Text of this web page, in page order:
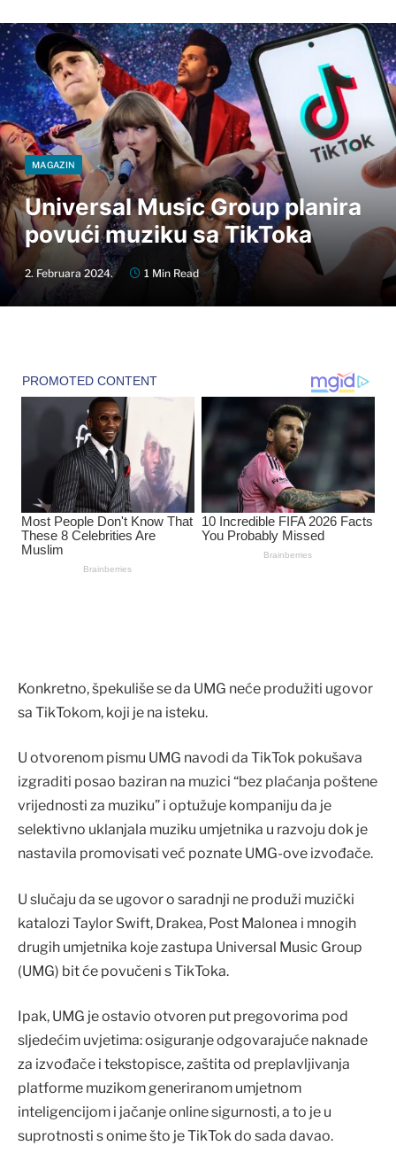
MAGAZIN
Universal Music Group planira
povući muziku sa TikToka
2. Februara 2024. 1 Min Read
Konkretno, špekuliše se da UMG neće produžiti ugovor
sa TikTokom, koji je na isteku.
U otvorenom pismu UMG navodi da TikTok pokušava
izgraditi posao baziran na muzici “bez plaćanja poštene
vrijednosti za muziku” i optužuje kompaniju da je
selektivno uklanjala muziku umjetnika u razvoju dok je
nastavila promovisati već poznate UMG-ove izvođače.
U slučaju da se ugovor o saradnji ne produži muzički
katalozi Taylor Swift, Drakea, Post Malonea i mnogih
drugih umjetnika koje zastupa Universal Music Group
(UMG) bit će povučeni s TikToka.
Ipak, UMG je ostavio otvoren put pregovorima pod
sljedećim uvjetima: osiguranje odgovarajuće naknade
za izvođače i tekstopisce, zaštita od preplavljivanja
platforme muzikom generiranom umjetnom
inteligencijom i jačanje online sigurnosti, a to je u
suprotnosti s onime što je TikTok do sada davao.